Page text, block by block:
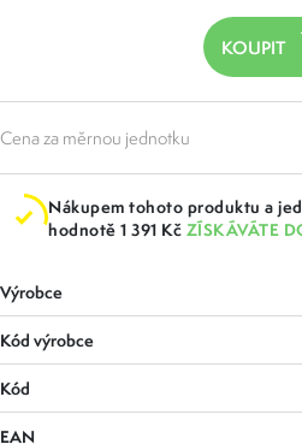
Cena za měrnou jednotku
Nákupem tohoto produktu a
hodnotě 1 391 Kč ZÍSKÁVÁTE
Výrobce
Kód výrobce
Kód
EAN